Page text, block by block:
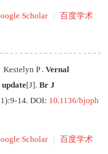
Scholar 百度学术
Kestelyn P . Vernal
[J] . Br J
1):9-14. DOI: 10.1136/bjoph
Scholar 百度学术